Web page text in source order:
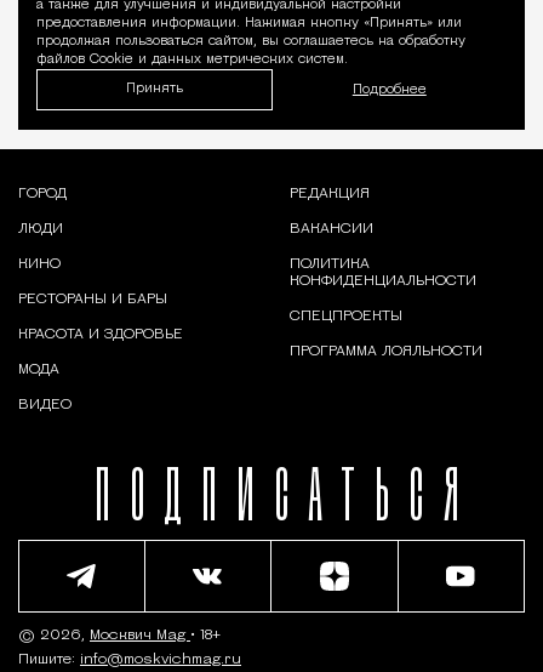
а также для улучшения и индивидуальной настройки
предоставления информации. Нажимая кнопку «Принять» или
продолжая пользоваться сайтом, вы соглашаетесь на обработку
файлов Cookie и данных метрических систем.
Принять Подробнее
ПОДПИСАТЬСЯ
ГОРОД
ЛЮДИ
КИНО
РЕСТОРАНЫ И БАРЫ
КРАСОТА И ЗДОРОВЬЕ
МОДА
ВИДЕО
РЕДАКЦИЯ
ВАКАНСИИ
ПОЛИТИКА
КОНФИДЕНЦИАЛЬНОСТИ
СПЕЦПРОЕКТЫ
ПРОГРАММА ЛОЯЛЬНОСТИ
© 2026, Москвич Mag • 18+
Пишите: info@moskvichmag.ru